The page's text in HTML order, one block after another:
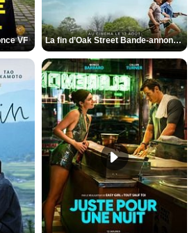
VF La fin d’Oak Street Bande-annonce VO STFR